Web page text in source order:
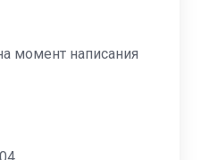
момент написания